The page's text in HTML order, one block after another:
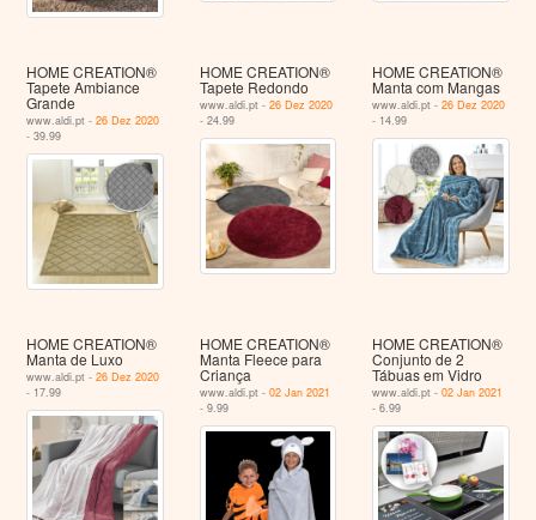
HOME CREATION®
Tapete Ambiance
Grande
www.aldi.pt -26 Dez 2020
- 39.99
HOME CREATION®
Tapete Redondo
www.aldi.pt - 26 Dez 2020
- 24.99
HOME CREATION®
Manta com Mangas
www.aldi.pt -26 Dez 2020
- 14.99
HOME CREATION®
Manta de Luxo
www.aldi.pt -26 Dez 2020
- 17.99
HOME CREATION®
Manta Fleece para
Criança
www.aldi.pt - 02 Jan 2021
- 9.99
HOME CREATION®
Conjunto de 2
Tábuas em Vidro
www.aldi.pt -02 Jan 2021
- 6.99